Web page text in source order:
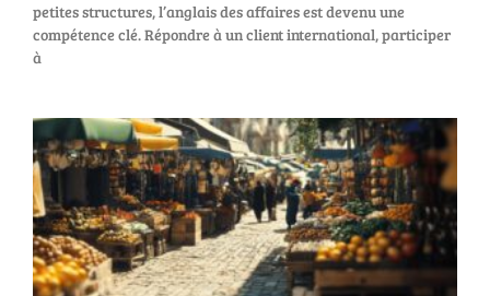
petites structures, l’anglais des affaires est devenu une
compétence clé. Répondre à un client international, participer
à